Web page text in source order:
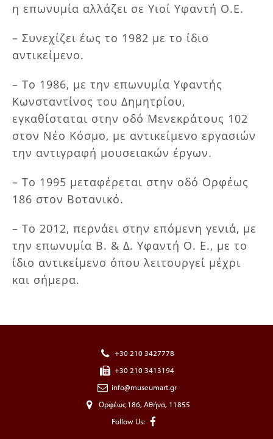
η επωνυμία αλλάζει σε Υιοί Υφαντή Ο.Ε.
– Συνεχίζει έως το 1982 με το ίδιο
αντικείμενο.
– Το 1986, με την επωνυμία Υφαντής
Κωνσταντίνος του Δημητρίου,
εγκαθίσταται στην οδό Μενεκράτους 102
στον Νέο Κόσμο, με αντικείμενο εργασιών
την αντιγραφή μουσειακών έργων.
– Το 1995 μεταφέρεται στην οδό Ορφέως
186 στον Βοτανικό.
– Το 2012, περνάει στην επόμενη γενιά, με
την επωνυμία Β. & Δ. Υφαντή Ο. Ε., με το
ίδιο αντικείμενο όπου λειτουργεί μέχρι
και σήμερα.
+30 210 3427778
+30 210 3413194
info@museumart.gr
Ορφέως 186, Αθήνα, 11855
Follow Us: